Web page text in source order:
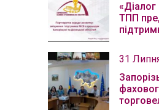
«Діалог
ТПП
31